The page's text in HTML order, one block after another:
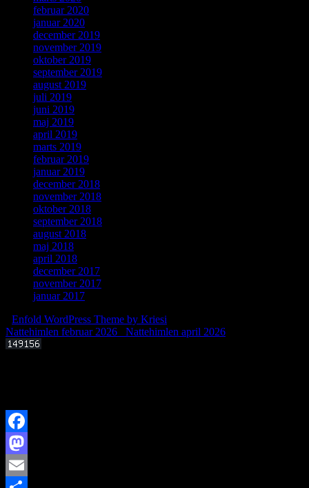
februar 2020
januar 2020
december 2019
november 2019
oktober 2019
september 2019
august 2019
juli 2019
juni 2019
maj 2019
april 2019
marts 2019
februar 2019
januar 2019
december 2018
november 2018
oktober 2018
september 2018
august 2018
maj 2018
april 2018
december 2017
november 2017
januar 2017
Enfold WordPress Theme by Kriesi
Nattehimlen februar 2026
Nattehimlen april 2026
Facebook
Mastodon